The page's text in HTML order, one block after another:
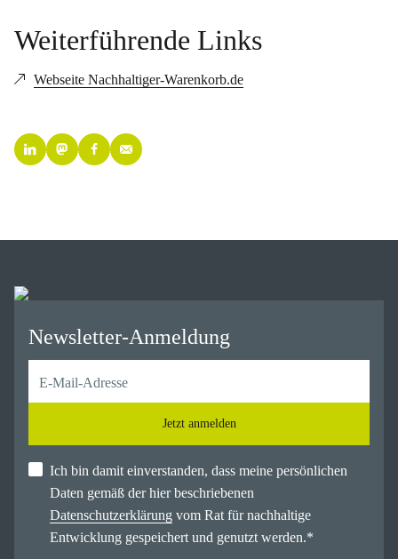
Weiterführende Links
Webseite Nachhaltiger-Warenkorb.de
Newsletter-Anmeldung
Jetzt anmelden
Ich bin damit einverstanden, dass meine persönlichen
Daten gemäß der hier beschriebenen
Datenschutzerklärung vom Rat für nachhaltige
Entwicklung gespeichert und genutzt werden.*